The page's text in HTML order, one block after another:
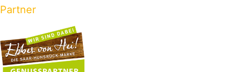
Partner